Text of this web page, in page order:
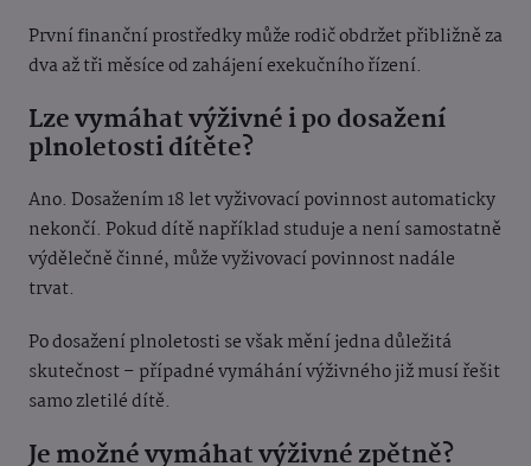
První finanční prostředky může rodič obdržet přibližně za
dva až tři měsíce od zahájení exekučního řízení.
Lze vymáhat výživné i po dosažení
plnoletosti dítěte?
Ano. Dosažením 18 let vyživovací povinnost automaticky
nekončí. Pokud dítě například studuje a není samostatně
výdělečně činné, může vyživovací povinnost nadále
trvat.
Po dosažení plnoletosti se však mění jedna důležitá
skutečnost – případné vymáhání výživného již musí řešit
samo zletilé dítě.
Je možné vymáhat výživné zpětně?